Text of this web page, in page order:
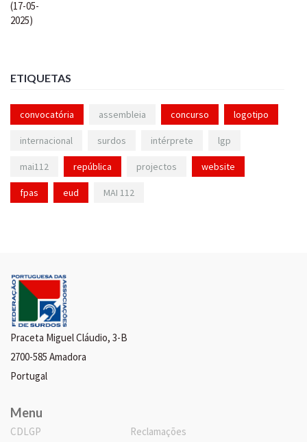
ETIQUETAS
convocatória assembleia concurso logotipo
internacional surdos intérprete lgp
mai112 república projectos website
fpas eud MAI 112
Praceta Miguel Cláudio, 3-B
2700-585 Amadora
Portugal
Menu
CDLGP
Reclamações